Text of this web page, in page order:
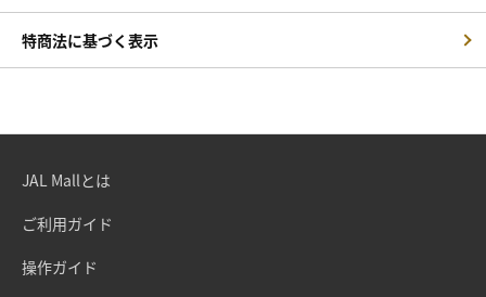
特商法に基づく表示
JAL Mallとは
ご利用ガイド
操作ガイド